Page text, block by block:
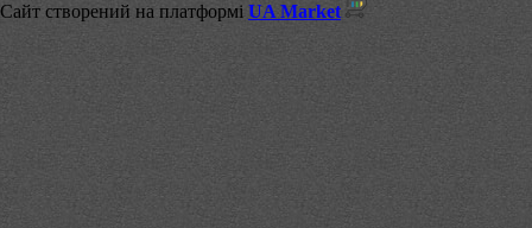
Сайт створений на платформі UA Market